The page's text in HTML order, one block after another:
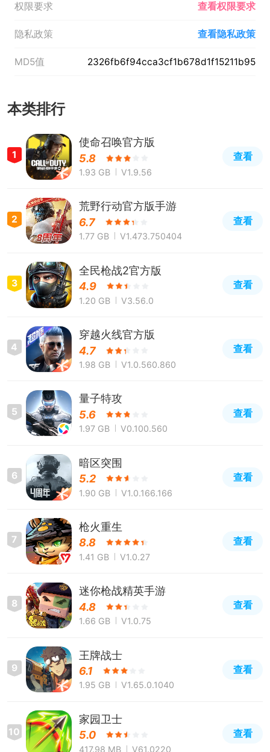
权限要求 查看权限要求
隐私政策 查看隐私政策
MD5值 2326fb6f94cca3cf1b678d1f15211b95
本类排行
1
使命召唤官方版
5.8
1.93 GB V1.9.56
查看
2
荒野行动官方版手游
6.7
1.77 GB V1.473.750404
查看
3
全民枪战2官方版
4.9
1.20 GB V3.56.0
查看
4
穿越火线官方版
4.7
1.98 GB V1.0.560.860
查看
5
量子特攻
5.6
1.97 GB V0.100.560
查看
6
暗区突围
5.2
1.90 GB V1.0.166.166
查看
7
枪火重生
8.8
1.41 GB V1.0.27
查看
8
迷你枪战精英手游
4.8
1.66 GB V1.0.75
查看
9
王牌战士
6.1
1.95 GB V1.65.0.1040
查看
10
家园卫士
5.0
417.98 MB V61.0220
查看